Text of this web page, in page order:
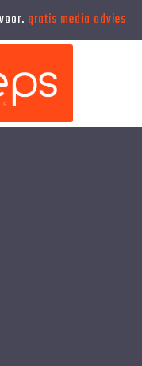
gratis media advies